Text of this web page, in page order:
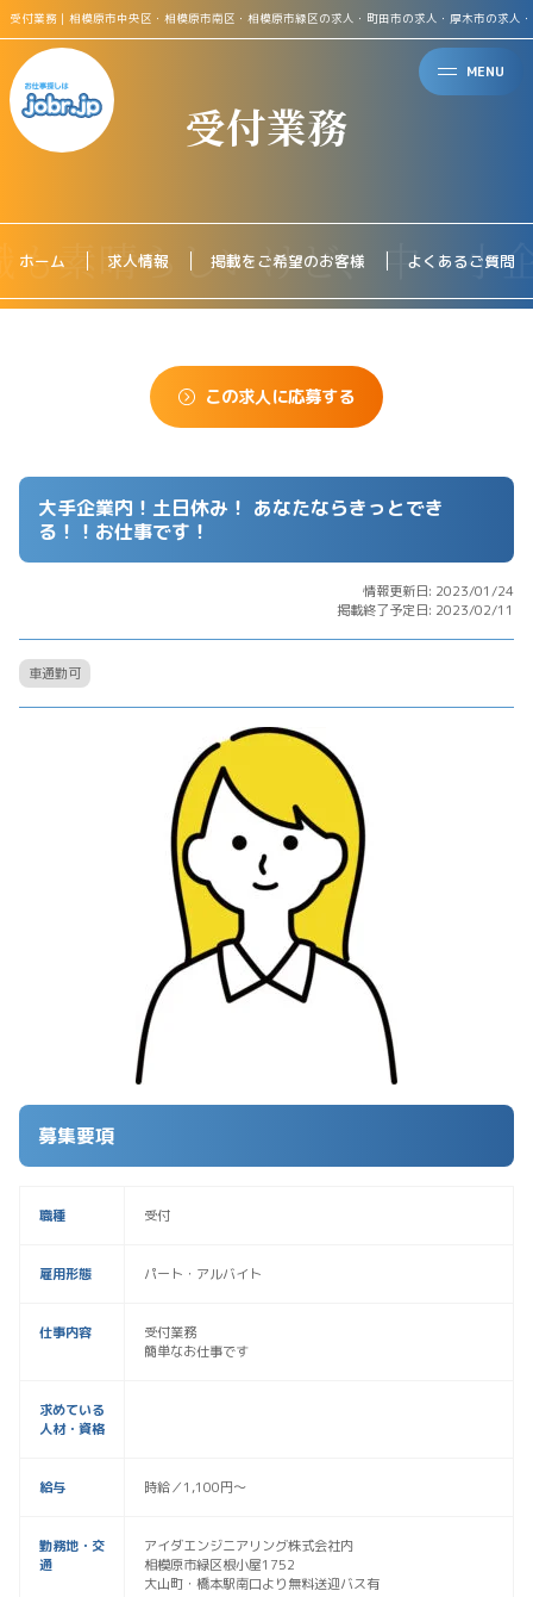
MENU
受付業務｜相模原市中央区・相模原市南区・相模原市緑区の求人・町田市の求人・厚木市の求人
受付業務
ホーム 求人情報 掲載をご希望のお客様 よくあるご質問
この求人に応募する
大手企業内！土日休み！ あなたならきっとでき
る！！お仕事です！
情報更新日: 2023/01/24
掲載終了予定日: 2023/02/11
車通勤可
募集要項
職種 受付
雇用形態 パート・アルバイト
仕事内容
受付業務
簡単なお仕事です
求めている
人材・資格
給与 時給／1,100円～
勤務地・交
通
アイダエンジニアリング株式会社内
相模原市緑区根小屋1752
大山町・橋本駅南口より無料送迎バス有